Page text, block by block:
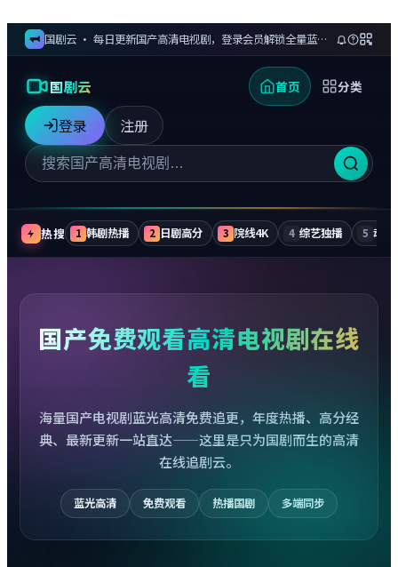
国剧云 · 每日更新国产高清电视剧，登录会员解锁全量蓝光剧集与无广告追更
国剧云 首页 分类
登录 注册
热搜 1 韩剧热播 2 日剧高分 3 院线4K 4 综艺独播 5 动漫
国产免费观看高清电视剧在线
看
海量国产电视剧蓝光高清免费追更，年度热播、高分经
典、最新更新一站直达——这里是只为国剧而生的高清
在线追剧云。
蓝光高清 免费观看 热播国剧 多端同步